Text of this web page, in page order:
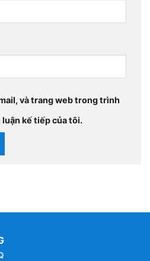
và trang web trong trình
kế tiếp của tôi.